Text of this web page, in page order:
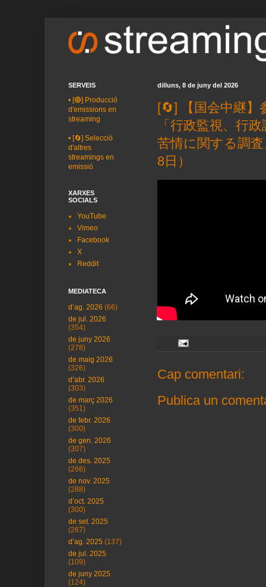
dilluns, 8 de juny del 2026
[🔄] 【国会中継
「行政監視、行
苦情に関する調
8日）
Cap comentari:
Publica un
SERVEIS
• [🔴] Producció
d'emissions en
streaming
• [🔄] Selecció
d'altres
streamings en
emissió
XARXES
SOCIALS
YouTube
Vimeo
Facebook
X
Reddit
MEDIATECA
d’ag. 2026 (66)
de jul. 2026
(354)
de juny 2026
(278)
de maig 2026
(326)
d’abr. 2026
(303)
de març 2026
(351)
de febr. 2026
(300)
de gen. 2026
(307)
de des. 2025
(266)
de nov. 2025
(288)
d’oct. 2025
(300)
de set. 2025
(267)
d’ag. 2025 (137)
de jul. 2025
(109)
de juny 2025
(124)